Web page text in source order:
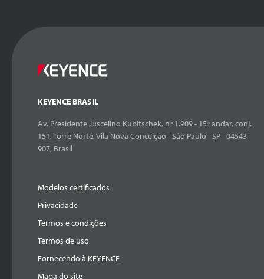
KEYENCE BRASIL
Av. Presidente Juscelino Kubitschek, nº 1.909 - 15º andar, conj.
151, Torre Norte, Vila Nova Conceição - São Paulo - SP - 04543-
907, Brasil
Modelos certificados
Privacidade
Termos e condições
Termos de uso
Fornecendo à KEYENCE
Mapa do site